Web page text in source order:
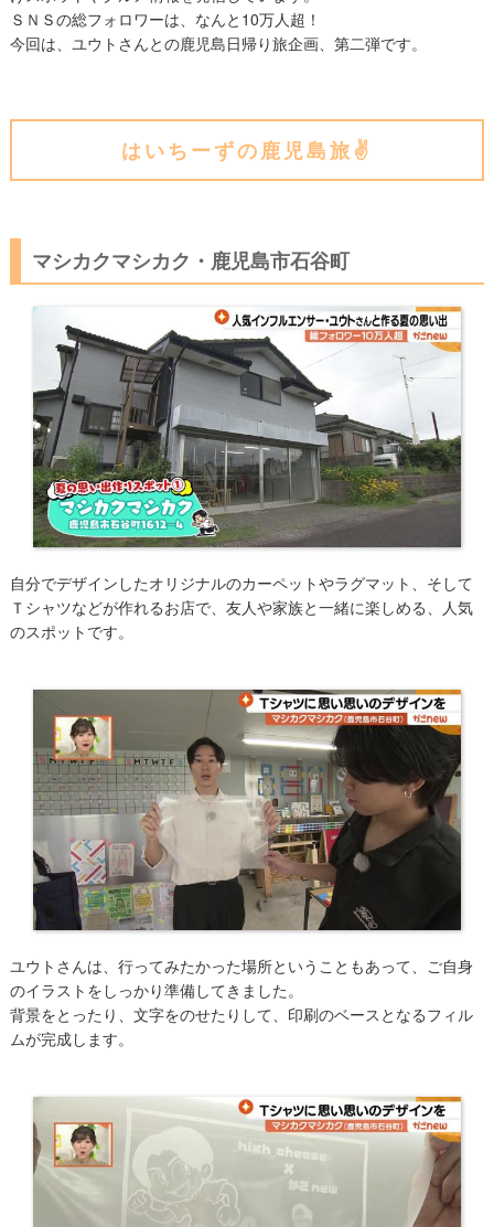
ＳＮＳの総フォロワーは、なんと10万人超！
今回は、ユウトさんとの鹿児島日帰り旅企画、第二弾です。
はいちーずの鹿児島旅✌️
マシカクマシカク・鹿児島市石谷町
自分でデザインしたオリジナルのカーペットやラグマット、そして
Ｔシャツなどが作れるお店で、友人や家族と一緒に楽しめる、人気
のスポットです。
ユウトさんは、行ってみたかった場所ということもあって、ご自身
のイラストをしっかり準備してきました。
背景をとったり、文字をのせたりして、印刷のベースとなるフィル
ムが完成します。